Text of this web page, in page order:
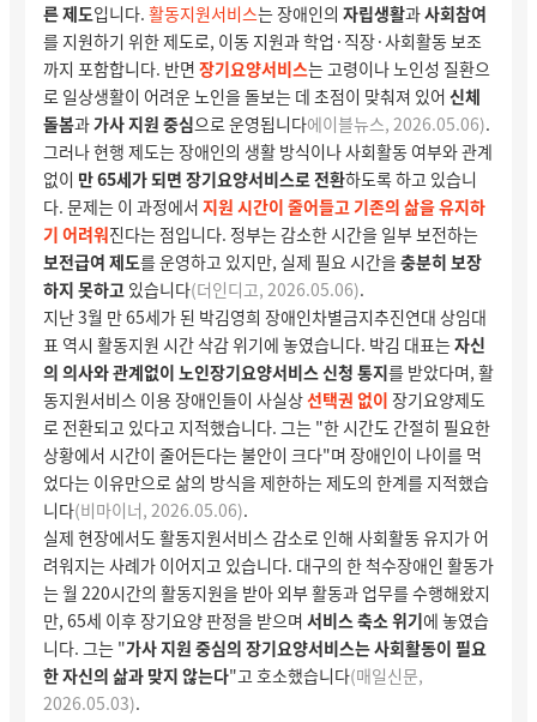
른 제도입니다. 활동지원서비스는 장애인의 자립생활과사회참여
를 지원하기 위한 제도로, 이동 지원과 학업·직장·사회활동 보조
까지 포함합니다. 반면 장기요양서비스는 고령이나 노인성 질환으
로 일상생활이 어려운 노인을 돌보는 데 초점이 맞춰져 있어 신체
돌봄과가사 지원 중심으로 운영됩니다에이블뉴스, 2026.05.06).
그러나 현행 제도는 장애인의 생활 방식이나 사회활동 여부와 관계
없이 만 65세가 되면 장기요양서비스로 전환하도록 하고 있습니
다. 문제는 이 과정에서 지원 시간이 줄어들고기존의 삶을 유지하
기 어려워진다는 점입니다. 정부는 감소한 시간을 일부 보전하는
보전급여 제도를 운영하고 있지만, 실제 필요 시간을충분히 보장
하지 못하고 있습니다(더인디고, 2026.05.06).
지난 3월 만 65세가 된 박김영희 장애인차별금지추진연대 상임대
표 역시 활동지원 시간 삭감 위기에 놓였습니다. 박김 대표는자신
의 의사와 관계없이 노인장기요양서비스 신청 통지를 받았다며, 활
동지원서비스 이용 장애인들이 사실상선택권 없이 장기요양제도
로 전환되고 있다고 지적했습니다. 그는 "한 시간도 간절히 필요한
상황에서 시간이 줄어든다는 불안이 크다"며 장애인이 나이를 먹
었다는 이유만으로 삶의 방식을 제한하는 제도의 한계를 지적했습
니다(비마이너, 2026.05.06).
실제 현장에서도 활동지원서비스 감소로 인해 사회활동 유지가 어
려워지는 사례가 이어지고 있습니다. 대구의 한 척수장애인 활동가
는 월 220시간의 활동지원을 받아 외부 활동과 업무를 수행해왔지
만, 65세 이후 장기요양 판정을 받으며 서비스 축소 위기에 놓였습
니다. 그는 "가사 지원 중심의 장기요양서비스는 사회활동이 필요
한 자신의 삶과 맞지 않는다"고 호소했습니다(매일신문,
2026.05.03).